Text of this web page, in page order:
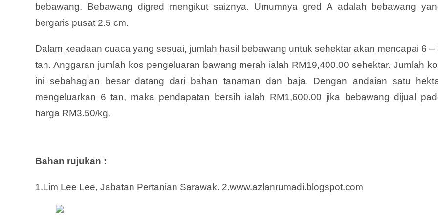
bebawang. Bebawang digred mengikut saiznya. Umumnya gred A adalah bebawang
bergaris pusat 2.5 cm.
Dalam keadaan cuaca yang sesuai, jumlah hasil bebawang untuk sehektar akan mencapai 6 –
tan. Anggaran jumlah kos pengeluaran bawang merah ialah RM19,400.00 sehektar. Jumlah
ini sebahagian besar datang dari bahan tanaman dan baja. Dengan andaian satu
mengeluarkan 6 tan, maka pendapatan bersih ialah RM1,600.00 jika bebawang dijual
harga RM3.50/kg.
Bahan rujukan :
1.Lim Lee Lee, Jabatan Pertanian Sarawak. 2.www.azlanrumadi.blogspot.com